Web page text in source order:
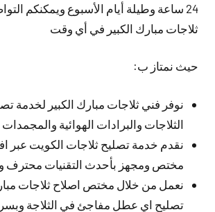
24 ساعة وطيلة أيام الأسبوع ويمكنكم
ثلاجات مبارك الكبير في أي وقت
حيث نمتاز ب:
نوفر فني ثلاجات مبارك الكبير لخدمة
الثلاجات والبرادات الهوائية والمجمدات
نقدم خدمة تصليح ثلاجات الكويت عبر
مختص ومجهز بأحدث التقنيات
نعمل من خلال مختص اصلاح ثلاجات
تصليح اي عطل مفاجئ في الثلاجة